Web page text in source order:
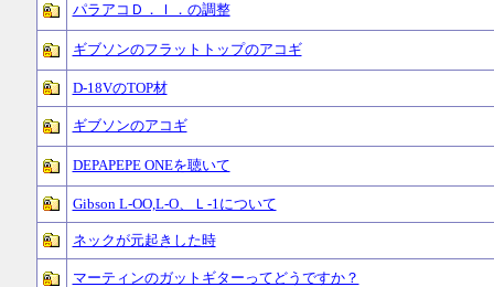
パラアコＤ．Ｉ．の調整
ギブソンのフラットトップのアコギ
D-18VのTOP材
ギブソンのアコギ
DEPAPEPE ONEを聴いて
Gibson L-OO,L-O、Ｌ-1について
ネックが元起きした時
マーティンのガットギターってどうですか？